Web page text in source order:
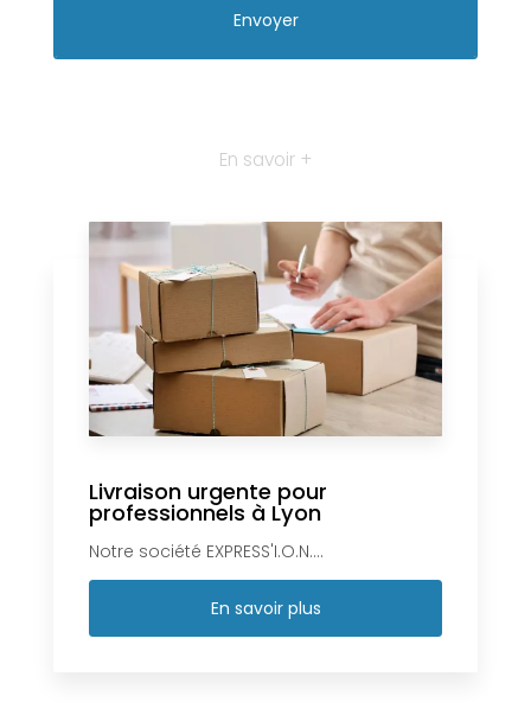
En savoir +
Livraison urgente pour
professionnels à Lyon
Notre société EXPRESS'I.O.N....
En savoir plus